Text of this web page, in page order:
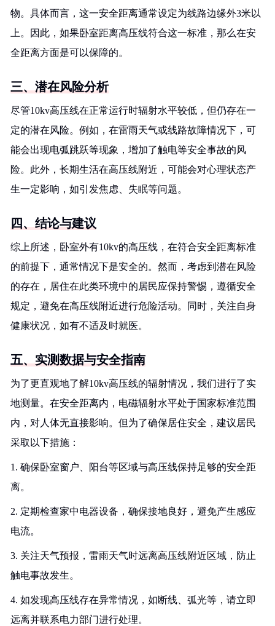
物。具体而言，这一安全距离通常设定为线路边缘外3米以
上。因此，如果卧室距离高压线符合这一标准，那么在安
全距离方面是可以保障的。
三、潜在风险分析
尽管10kv高压线在正常运行时辐射水平较低，但仍存在一
定的潜在风险。例如，在雷雨天气或线路故障情况下，可
能会出现电弧跳跃等现象，增加了触电等安全事故的风
险。此外，长期生活在高压线附近，可能会对心理状态产
生一定影响，如引发焦虑、失眠等问题。
四、结论与建议
综上所述，卧室外有10kv的高压线，在符合安全距离标准
的前提下，通常情况下是安全的。然而，考虑到潜在风险
的存在，居住在此类环境中的居民应保持警惕，遵循安全
规定，避免在高压线附近进行危险活动。同时，关注自身
健康状况，如有不适及时就医。
五、实测数据与安全指南
为了更直观地了解10kv高压线的辐射情况，我们进行了实
地测量。在安全距离内，电磁辐射水平处于国家标准范围
内，对人体无直接影响。但为了确保居住安全，建议居民
采取以下措施：
1. 确保卧室窗户、阳台等区域与高压线保持足够的安全距
离。
2. 定期检查家中电器设备，确保接地良好，避免产生感应
电流。
3. 关注天气预报，雷雨天气时远离高压线附近区域，防止
触电事故发生。
4. 如发现高压线存在异常情况，如断线、弧光等，请立即
远离并联系电力部门进行处理。